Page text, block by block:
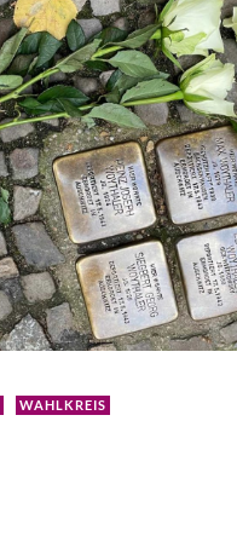
WAHLKREIS